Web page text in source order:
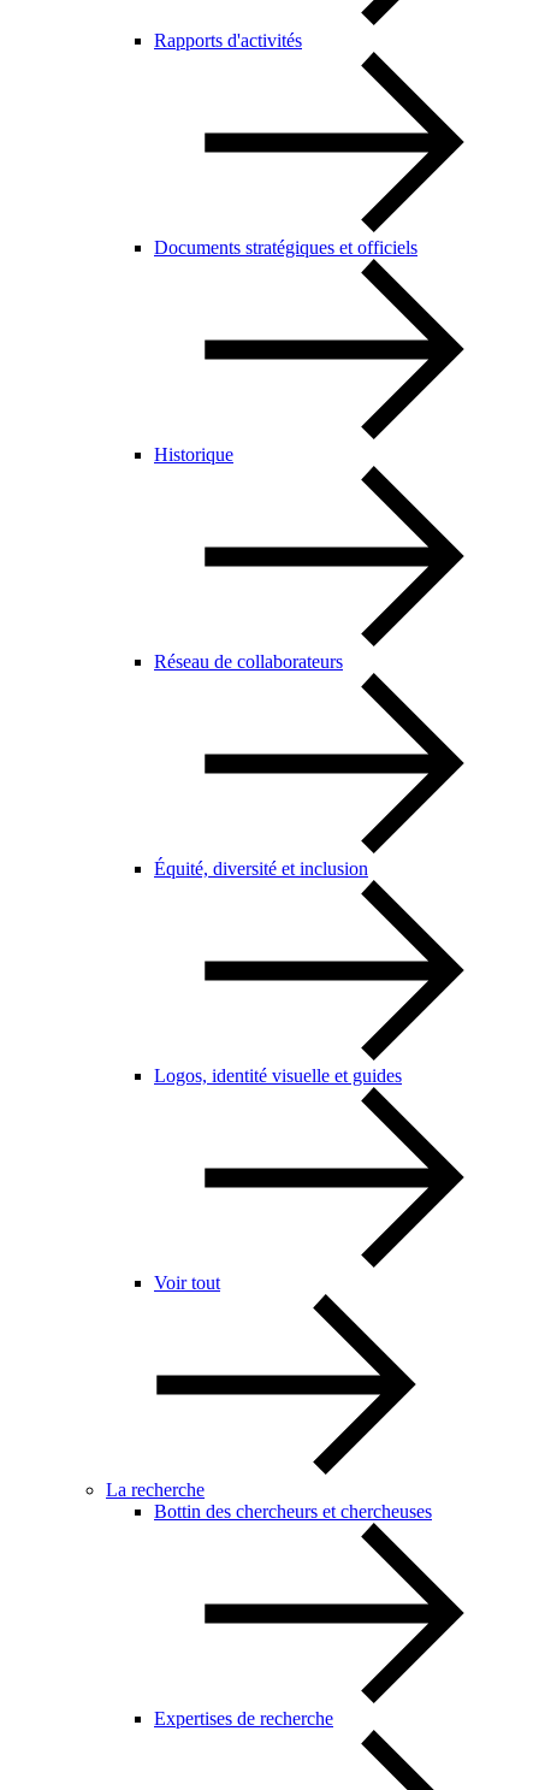
Rapports d'activités
Documents stratégiques et officiels
Historique
Réseau de collaborateurs
Équité, diversité et inclusion
Logos, identité visuelle et guides
Voir tout
La recherche
Bottin des chercheurs et chercheuses
Expertises de recherche